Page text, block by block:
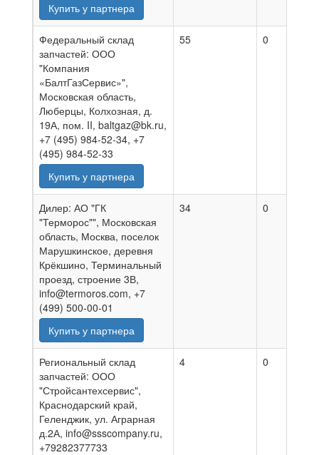
Купить у партнера
Федеральный склад
запчастей: ООО
"Компания
«БалтГазСервис»",
Московская область,
Люберцы, Колхозная, д.
19А, пом. II, baltgaz@bk.ru,
+7 (495) 984-52-34, +7
(495) 984-52-33
Купить у партнера
55 0
Дилер: АО "ГК
"Терморос"", Московская
область, Москва, поселок
Марушкинское, деревня
Крёкшино, Терминальный
проезд, строение 3В,
info@termoros.com, +7
(499) 500-00-01
Купить у партнера
34 0
Региональный склад
запчастей: ООО
"Стройсантехсервис",
Краснодарский край,
Геленджик, ул. Аграрная
д.2А, info@ssscompany.ru,
+79282377733
4 0